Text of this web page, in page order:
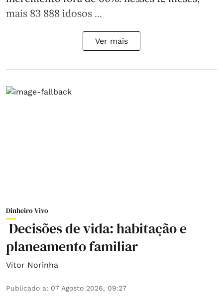
mais 83 888 idosos ...
Ver mais
Dinheiro Vivo
Decisões de vida: habitação e
planeamento familiar
Vítor Norinha
Publicado a: 07 Agosto 2026, 09:27